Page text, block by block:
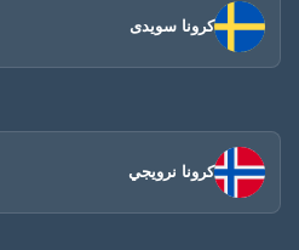
كرونا سويدى
كرونا نرويجي